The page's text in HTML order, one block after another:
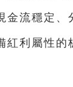
金流穩定、
紅利屬性的